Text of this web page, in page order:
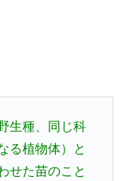
生種、同じ科
る植物体）と
せた苗のこと